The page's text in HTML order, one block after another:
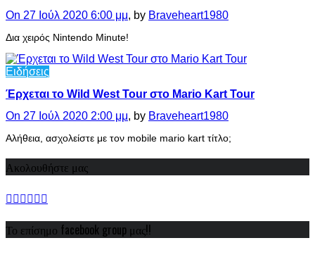
On 27 Ιούλ 2020 6:00 μμ, by Braveheart1980
Δια χειρός Nintendo Minute!
Ειδήσεις
Έρχεται το Wild West Tour στο Mario Kart Tour
On 27 Ιούλ 2020 2:00 μμ, by Braveheart1980
Αλήθεια, ασχολείστε με τον mobile mario kart τίτλο;
Ακολουθήστε μας
Το επίσημο facebook group μας!!